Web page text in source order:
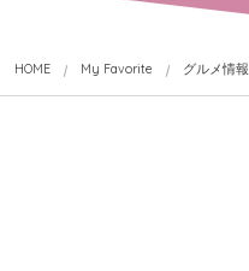
HOME My Favorite グルメ情報